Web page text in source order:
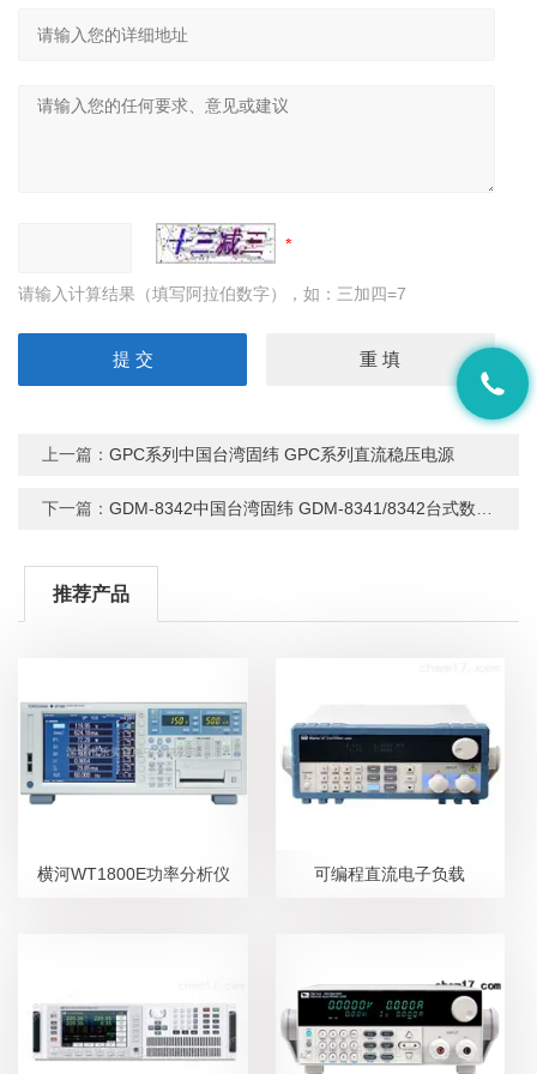
请输入计算结果（填写阿拉伯数字），如：三加四=7
上一篇：GPC系列中国台湾固纬 GPC系列直流稳压电源
下一篇：GDM-8342中国台湾固纬 GDM-8341/8342台式数字万用表
推荐产品
横河WT1800E功率分析仪 可编程直流电子负载